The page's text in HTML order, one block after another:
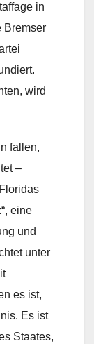
in
Bremser
wird
fallen,
–
eine
und
unter
es ist,
Es ist
Staates,